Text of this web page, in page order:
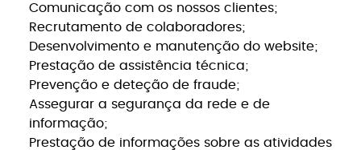
Comunicação com os nossos clientes;
Recrutamento de colaboradores;
Desenvolvimento e manutenção do website;
Prestação de assistência técnica;
Prevenção e deteção de fraude;
Assegurar a segurança da rede e de
informação;
Prestação de informações sobre as atividades